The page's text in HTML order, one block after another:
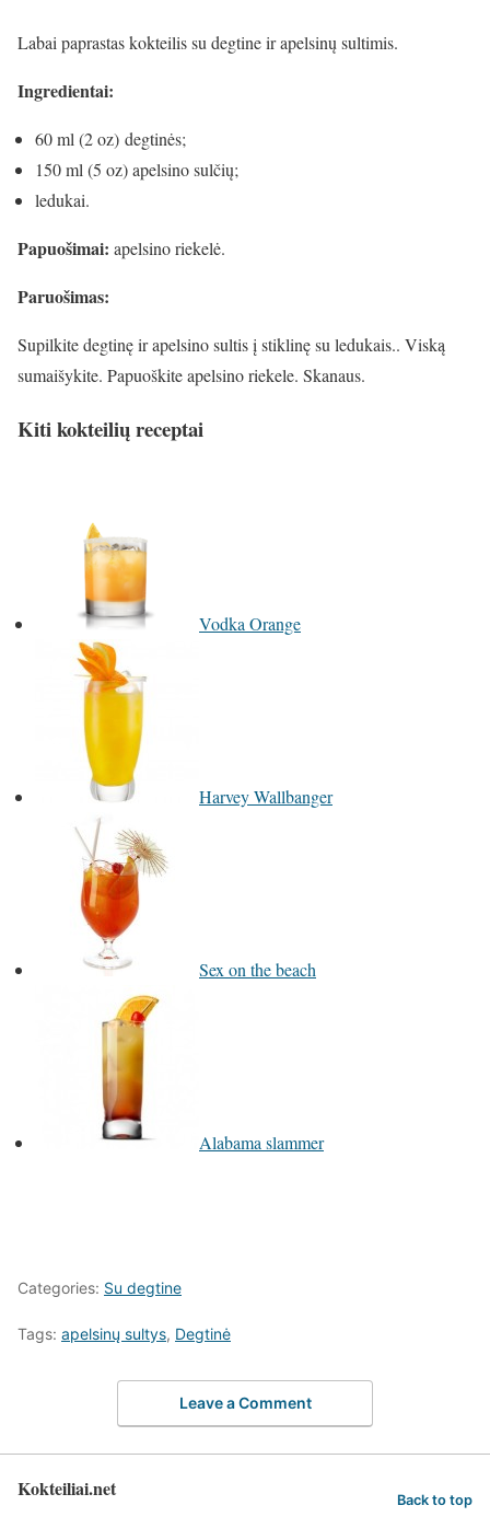
Labai paprastas kokteilis su degtine ir apelsinų sultimis.
Ingredientai:
60 ml (2 oz) degtinės;
150 ml (5 oz) apelsino sulčių;
ledukai.
Papuošimai: apelsino riekelė.
Paruošimas:
Supilkite degtinę ir apelsino sultis į stiklinę su ledukais.. Viską
sumaišykite. Papuoškite apelsino riekele. Skanaus.
Kiti kokteilių receptai
Vodka Orange
Harvey Wallbanger
Sex on the beach
Alabama slammer
Categories: Su degtine
Tags: apelsinų sultys, Degtinė
Leave a Comment
Kokteiliai.net Back to top